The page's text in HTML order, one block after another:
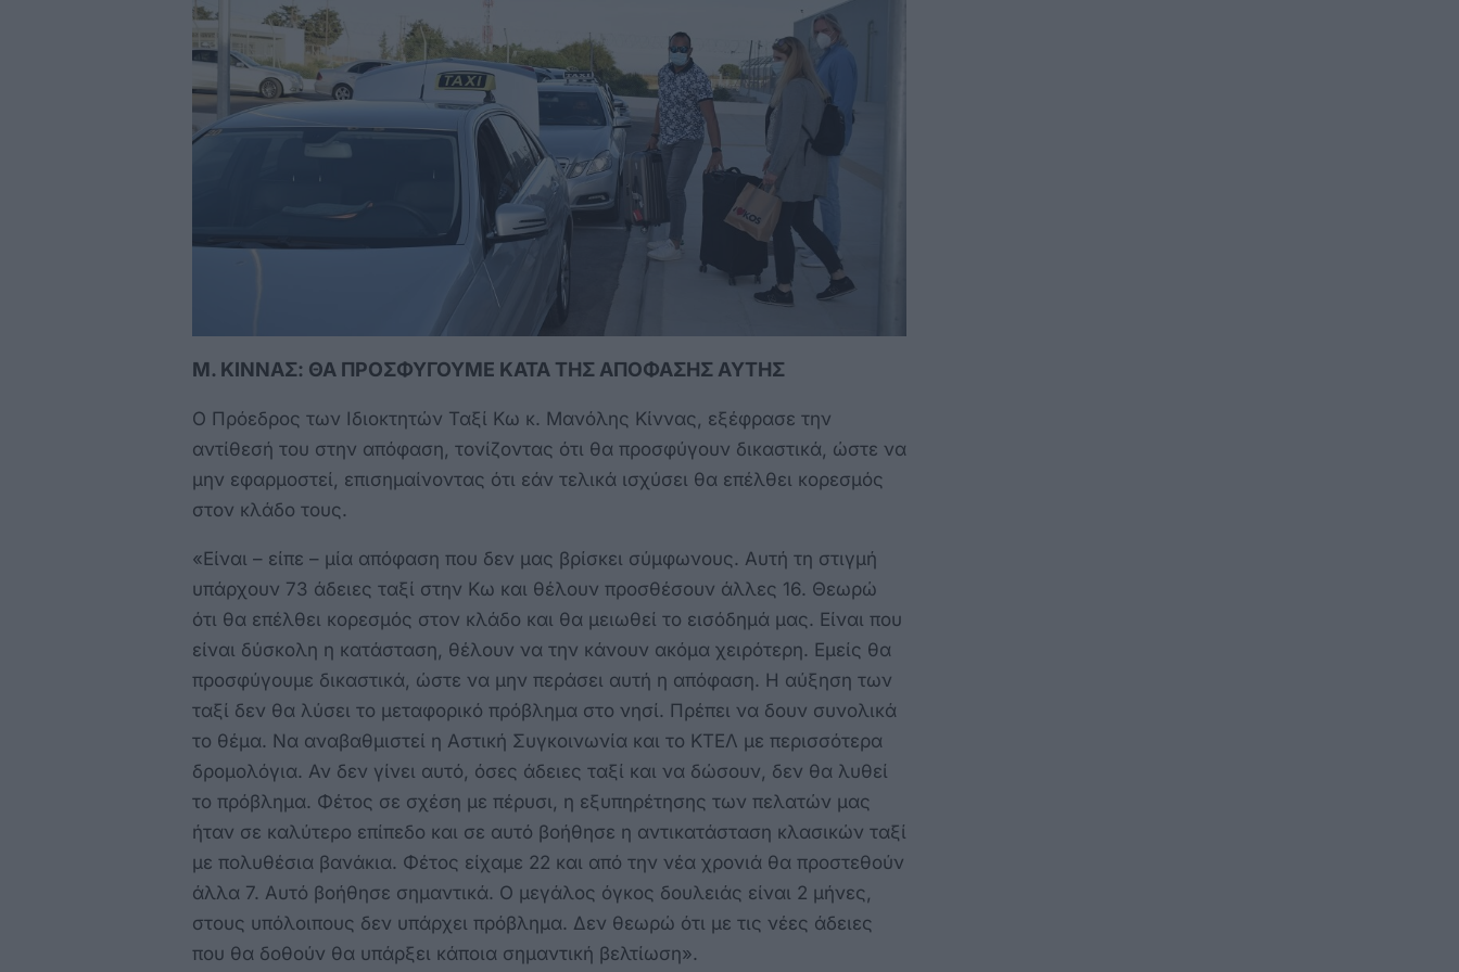
Μ. ΚΙΝΝΑΣ: ΘΑ ΠΡΟΣΦΥΓΟΥΜΕ ΚΑΤΑ ΤΗΣ ΑΠΟΦΑΣΗΣ ΑΥΤΗΣ
Ο Πρόεδρος των Ιδιοκτητών Ταξί Κω κ. Μανόλης Κίννας, εξέφρασε την
αντίθεσή του στην απόφαση, τονίζοντας ότι θα προσφύγουν δικαστικά, ώστε να
μην εφαρμοστεί, επισημαίνοντας ότι εάν τελικά ισχύσει θα επέλθει κορεσμός
στον κλάδο τους.
«Είναι – είπε – μία απόφαση που δεν μας βρίσκει σύμφωνους. Αυτή τη στιγμή
υπάρχουν 73 άδειες ταξί στην Κω και θέλουν προσθέσουν άλλες 16. Θεωρώ
ότι θα επέλθει κορεσμός στον κλάδο και θα μειωθεί το εισόδημά μας. Είναι που
είναι δύσκολη η κατάσταση, θέλουν να την κάνουν ακόμα χειρότερη. Εμείς θα
προσφύγουμε δικαστικά, ώστε να μην περάσει αυτή η απόφαση. Η αύξηση των
ταξί δεν θα λύσει το μεταφορικό πρόβλημα στο νησί. Πρέπει να δουν συνολικά
το θέμα. Να αναβαθμιστεί η Αστική Συγκοινωνία και το ΚΤΕΛ με περισσότερα
δρομολόγια. Αν δεν γίνει αυτό, όσες άδειες ταξί και να δώσουν, δεν θα λυθεί
το πρόβλημα. Φέτος σε σχέση με πέρυσι, η εξυπηρέτησης των πελατών μας
ήταν σε καλύτερο επίπεδο και σε αυτό βοήθησε η αντικατάσταση κλασικών ταξί
με πολυθέσια βανάκια. Φέτος είχαμε 22 και από την νέα χρονιά θα προστεθούν
άλλα 7. Αυτό βοήθησε σημαντικά. Ο μεγάλος όγκος δουλειάς είναι 2 μήνες,
στους υπόλοιπους δεν υπάρχει πρόβλημα. Δεν θεωρώ ότι με τις νέες άδειες
που θα δοθούν θα υπάρξει κάποια σημαντική βελτίωση».